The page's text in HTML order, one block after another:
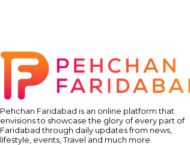
Pehchan Faridabad is an online platform that
envisions to showcase the glory of every part of
Faridabad through daily updates from news,
lifestyle, events, Travel and much more.